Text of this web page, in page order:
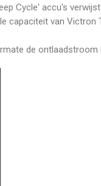
Cycle' accu's
capaciteit van
de ontlaadstroom